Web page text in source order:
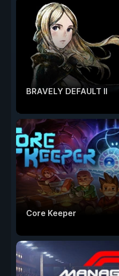
BRAVELY DEFAULT II
Core Keeper